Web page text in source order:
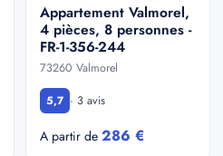
Appartement Valmorel,
4 pièces, 8 personnes -
FR-1-356-244
73260 Valmorel
5,7 · 3 avis
A partir de 286 €